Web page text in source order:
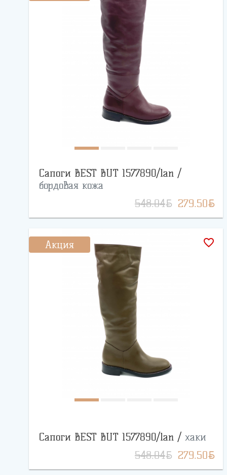
Сапоги BEST BUT 1577890/lan /
бордовая кожа
548.04BYN 279.50BYN
Акция favorite_border
Сапоги BEST BUT 1577890/lan / хаки
548.04BYN 279.50BYN